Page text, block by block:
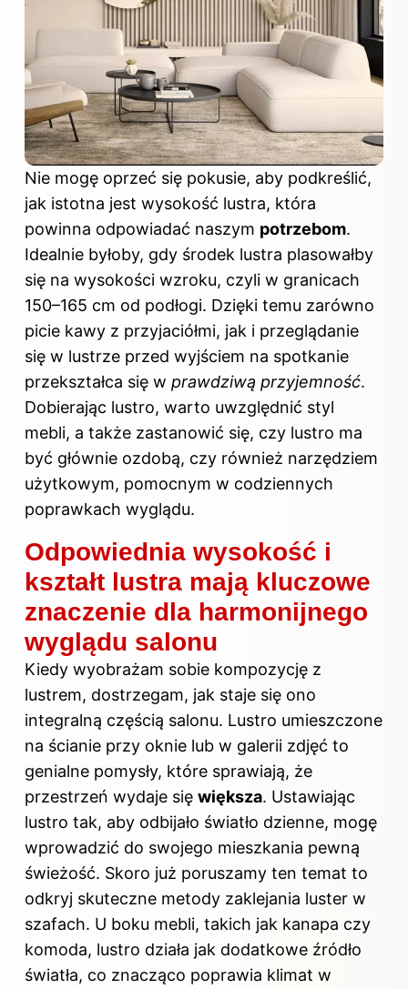
Nie mogę oprzeć się pokusie, aby podkreślić,
jak istotna jest wysokość lustra, która
powinna odpowiadać naszym potrzebom.
Idealnie byłoby, gdy środek lustra plasowałby
się na wysokości wzroku, czyli w granicach
150–165 cm od podłogi. Dzięki temu zarówno
picie kawy z przyjaciółmi, jak i przeglądanie
się w lustrze przed wyjściem na spotkanie
przekształca się w prawdziwą przyjemność.
Dobierając lustro, warto uwzględnić styl
mebli, a także zastanowić się, czy lustro ma
być głównie ozdobą, czy również narzędziem
użytkowym, pomocnym w codziennych
poprawkach wyglądu.
Odpowiednia wysokość i
kształt lustra mają kluczowe
znaczenie dla harmonijnego
wyglądu salonu
Kiedy wyobrażam sobie kompozycję z
lustrem, dostrzegam, jak staje się ono
integralną częścią salonu. Lustro umieszczone
na ścianie przy oknie lub w galerii zdjęć to
genialne pomysły, które sprawiają, że
przestrzeń wydaje się większa. Ustawiając
lustro tak, aby odbijało światło dzienne, mogę
wprowadzić do swojego mieszkania pewną
świeżość. Skoro już poruszamy ten temat to
odkryj skuteczne metody zaklejania luster w
szafach. U boku mebli, takich jak kanapa czy
komoda, lustro działa jak dodatkowe źródło
światła, co znacząco poprawia klimat w